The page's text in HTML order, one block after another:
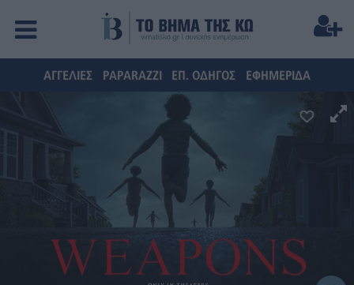
ΑΓΓΕΛΙΕΣ PAPARAZZI ΕΠ. ΟΔΗΓΟΣ ΕΦΗΜΕΡΙΔΑ